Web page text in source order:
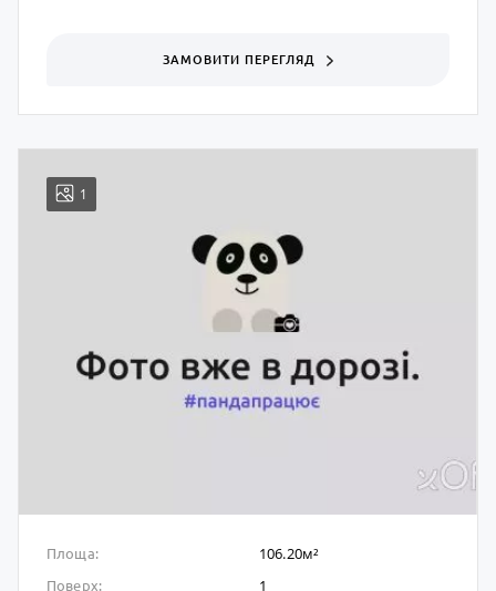
ЗАМОВИТИ ПЕРЕГЛЯД
1
Площа: 106.20м²
Поверх: 1